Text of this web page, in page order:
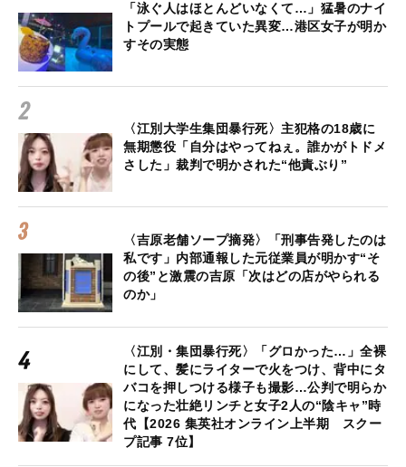
「泳ぐ人はほとんどいなくて…」猛暑のナイ
トプールで起きていた異変…港区女子が明か
すその実態
〈江別大学生集団暴行死〉主犯格の18歳に
無期懲役「自分はやってねぇ。誰かがトドメ
さした」裁判で明かされた“他責ぶり”
〈吉原老舗ソープ摘発〉「刑事告発したのは
私です」内部通報した元従業員が明かす“そ
の後”と激震の吉原「次はどの店がやられる
のか」
〈江別・集団暴行死〉「グロかった…」全裸
にして、髪にライターで火をつけ、背中にタ
バコを押しつける様子も撮影…公判で明らか
になった壮絶リンチと女子2人の“陰キャ”時
代【2026 集英社オンライン上半期 スクー
プ記事 7位】